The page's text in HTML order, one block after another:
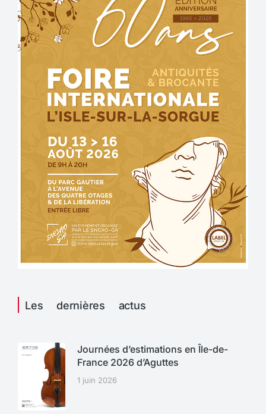
Les dernières actus
Journées d’estimations en Île-de-
France 2026 d’Aguttes
1 juin 2026